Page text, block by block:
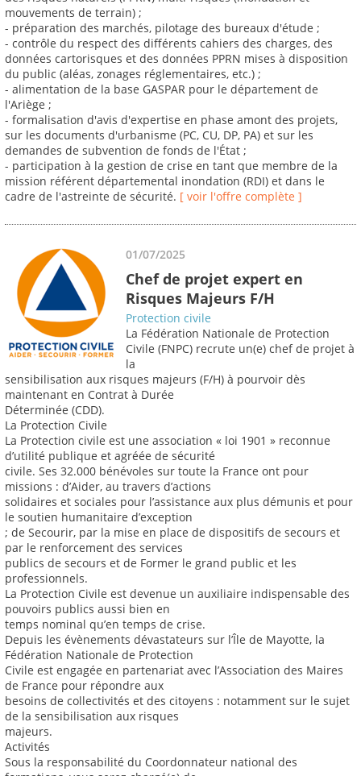
mouvements de terrain) ;
- préparation des marchés, pilotage des bureaux d'étude ;
- contrôle du respect des différents cahiers des charges, des
données cartorisques et des données PPRN mises à disposition
du public (aléas, zonages réglementaires, etc.) ;
- alimentation de la base GASPAR pour le département de
l'Ariège ;
- formalisation d'avis d'expertise en phase amont des projets,
sur les documents d'urbanisme (PC, CU, DP, PA) et sur les
demandes de subvention de fonds de l'État ;
- participation à la gestion de crise en tant que membre de la
mission référent départemental inondation (RDI) et dans le
cadre de l'astreinte de sécurité. [ voir l'offre complète ]
01/07/2025
Chef de projet expert en
Risques Majeurs F/H
Protection civile
La Fédération Nationale de Protection
Civile (FNPC) recrute un(e) chef de projet à
la
sensibilisation aux risques majeurs (F/H) à pourvoir dès
maintenant en Contrat à Durée
Déterminée (CDD).
La Protection Civile
La Protection civile est une association « loi 1901 » reconnue
d’utilité publique et agréée de sécurité
civile. Ses 32.000 bénévoles sur toute la France ont pour
missions : d’Aider, au travers d’actions
solidaires et sociales pour l’assistance aux plus démunis et pour
le soutien humanitaire d’exception
; de Secourir, par la mise en place de dispositifs de secours et
par le renforcement des services
publics de secours et de Former le grand public et les
professionnels.
La Protection Civile est devenue un auxiliaire indispensable des
pouvoirs publics aussi bien en
temps nominal qu’en temps de crise.
Depuis les évènements dévastateurs sur l’Île de Mayotte, la
Fédération Nationale de Protection
Civile est engagée en partenariat avec l’Association des Maires
de France pour répondre aux
besoins de collectivités et des citoyens : notamment sur le sujet
de la sensibilisation aux risques
majeurs.
Activités
Sous la responsabilité du Coordonnateur national des